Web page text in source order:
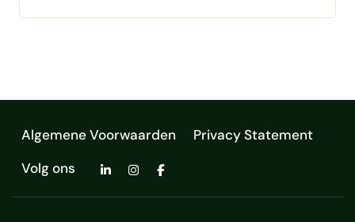
flexibele werkhouding. Ervaren in
Algemene Voorwaarden
Privacy Statement
Volg ons